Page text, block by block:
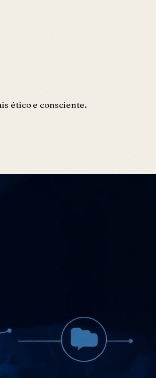
ético e consciente.